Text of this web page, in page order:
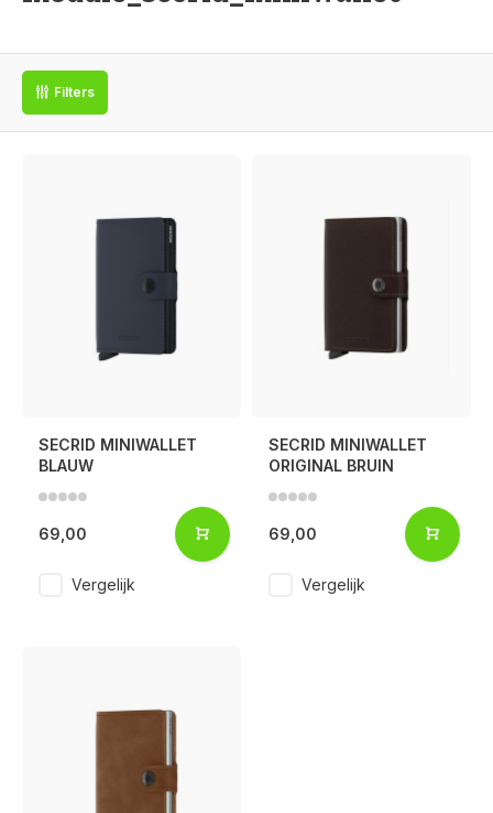
Filters
SECRID MINIWALLET
BLAUW
69,00
Vergelijk
SECRID MINIWALLET
ORIGINAL BRUIN
69,00
Vergelijk